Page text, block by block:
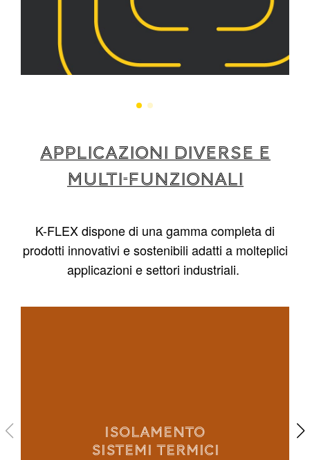
APPLICAZIONI DIVERSE E
MULTI-FUNZIONALI
K-FLEX dispone di una gamma completa di
prodotti innovativi e sostenibili adatti a molteplici
applicazioni e settori industriali.
ISOLAMENTO
SISTEMI TERMICI